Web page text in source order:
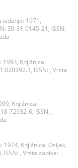
izdanja: 1971,
30-31-0145-21, ISSN:
1993, Knjižnica:
ISSN: , Vrsta
Knjižnica:
72932-6, ISSN: ,
1974, Knjižnica: Osijek,
ISSN: , Vrsta zapisa: